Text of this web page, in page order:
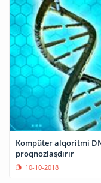
Kompüter alqoritmi
proqnozlaşdırır
10-10-2018